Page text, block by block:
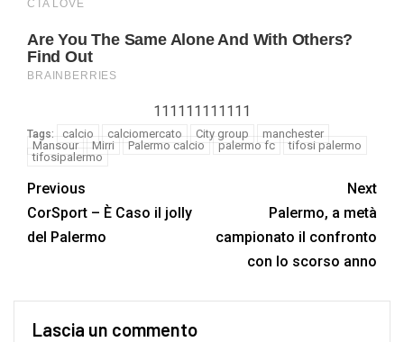
111111111111
Tags: calcio calciomercato City group
manchester
Mansour
Mirri Palermo calcio palermo fc
tifosi palermo
tifosipalermo
Previous
CorSport – È Caso il jolly
del Palermo
Next
Palermo, a metà
campionato il confronto
con lo scorso anno
Lascia un commento